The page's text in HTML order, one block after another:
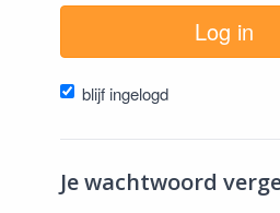
Log in
blijf ingelogd
Je wachtwoord